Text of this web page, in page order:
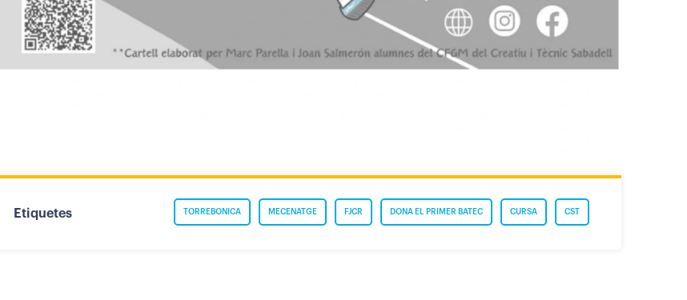
Etiquetes CST
CURSA
DONA EL PRIMER BATEC
FJCR
MECENATGE
TORREBONICA